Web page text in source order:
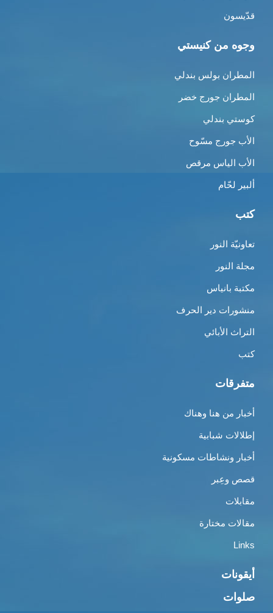
قدّيسون
وجوه من كنيستي
المطران بولس بندلي
المطران جورج خضر
كوستي بندلي
الأب جورج مسّوح
الأب الياس مرقص
ألبير لحّام
كتب
تعاونيّة النور
مجلة النور
مكتبة بانياس
منشورات دير الحرف
التراث الأبائي
كتب
متفرقات
أخبار من هنا وهناك
إطلالات شبابية
أخبار ونشاطات مسكونية
قصص وعِبر
مقابلات
مقالات مختارة
Links
أيقونات
صلوات